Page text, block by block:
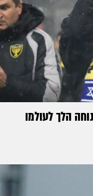
הלך לעולמו